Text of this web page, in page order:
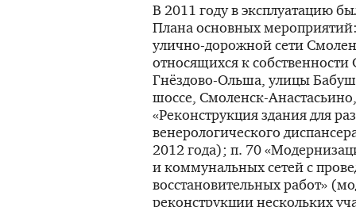
В 2011 году в эксплуатацию
Плана основных
улично-дорожной сети
относящихся к
Гнёздово-Ольша, улицы
шоссе, Смоленск-
«Реконструкция здания для
венерологического
2012 года); п. 70
и коммунальных сетей с
восстановительных работ»
реконструкции нескольких